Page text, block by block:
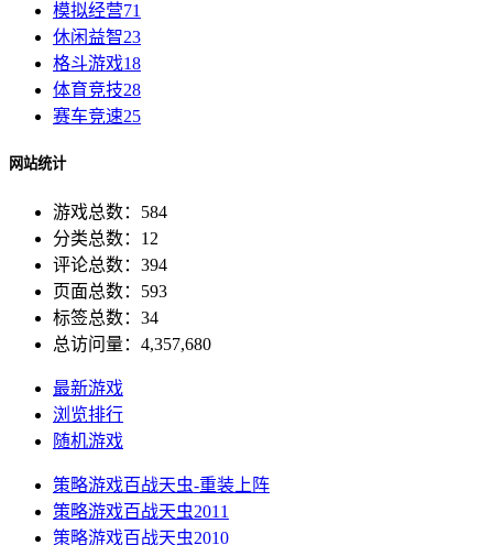
模拟经营71
休闲益智23
格斗游戏18
体育竞技28
赛车竞速25
网站统计
游戏总数：584
分类总数：12
评论总数：394
页面总数：593
标签总数：34
总访问量：4,357,680
最新游戏
浏览排行
随机游戏
策略游戏百战天虫-重装上阵
策略游戏百战天虫2011
策略游戏百战天虫2010